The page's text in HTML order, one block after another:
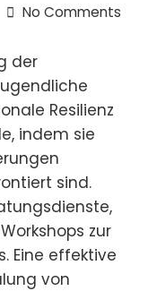
No Comments
der
Resilienz
indem sie
sind.
zur
Eine effektive
von